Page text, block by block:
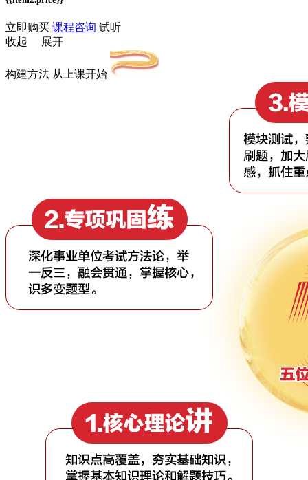
立即购买 课程咨询 试听
收起
展开
构建方法 从上课开始